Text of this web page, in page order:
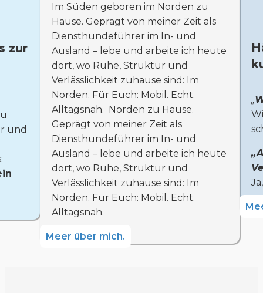
zur
und
Im Süden geboren im Norden zu
Hause. Geprägt von meiner Zeit als
Diensthundeführer im In- und
Ausland – lebe und arbeite ich heute
dort, wo Ruhe, Struktur und
Verlässlichkeit zuhause sind: Im
Norden. Für Euch: Mobil. Echt.
Alltagsnah. Norden zu Hause.
Geprägt von meiner Zeit als
Diensthundeführer im In- und
Ausland – lebe und arbeite ich heute
dort, wo Ruhe, Struktur und
Verlässlichkeit zuhause sind: Im
Norden. Für Euch: Mobil. Echt.
Alltagsnah.
Meer über mich.
„